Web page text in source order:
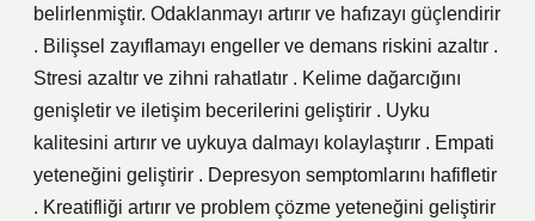
belirlenmiştir. Odaklanmayı artırır ve hafızayı güçlendirir
. Bilişsel zayıflamayı engeller ve demans riskini azaltır .
Stresi azaltır ve zihni rahatlatır . Kelime dağarcığını
genişletir ve iletişim becerilerini geliştirir . Uyku
kalitesini artırır ve uykuya dalmayı kolaylaştırır . Empati
yeteneğini geliştirir . Depresyon semptomlarını hafifletir
. Kreatifliği artırır ve problem çözme yeteneğini geliştirir